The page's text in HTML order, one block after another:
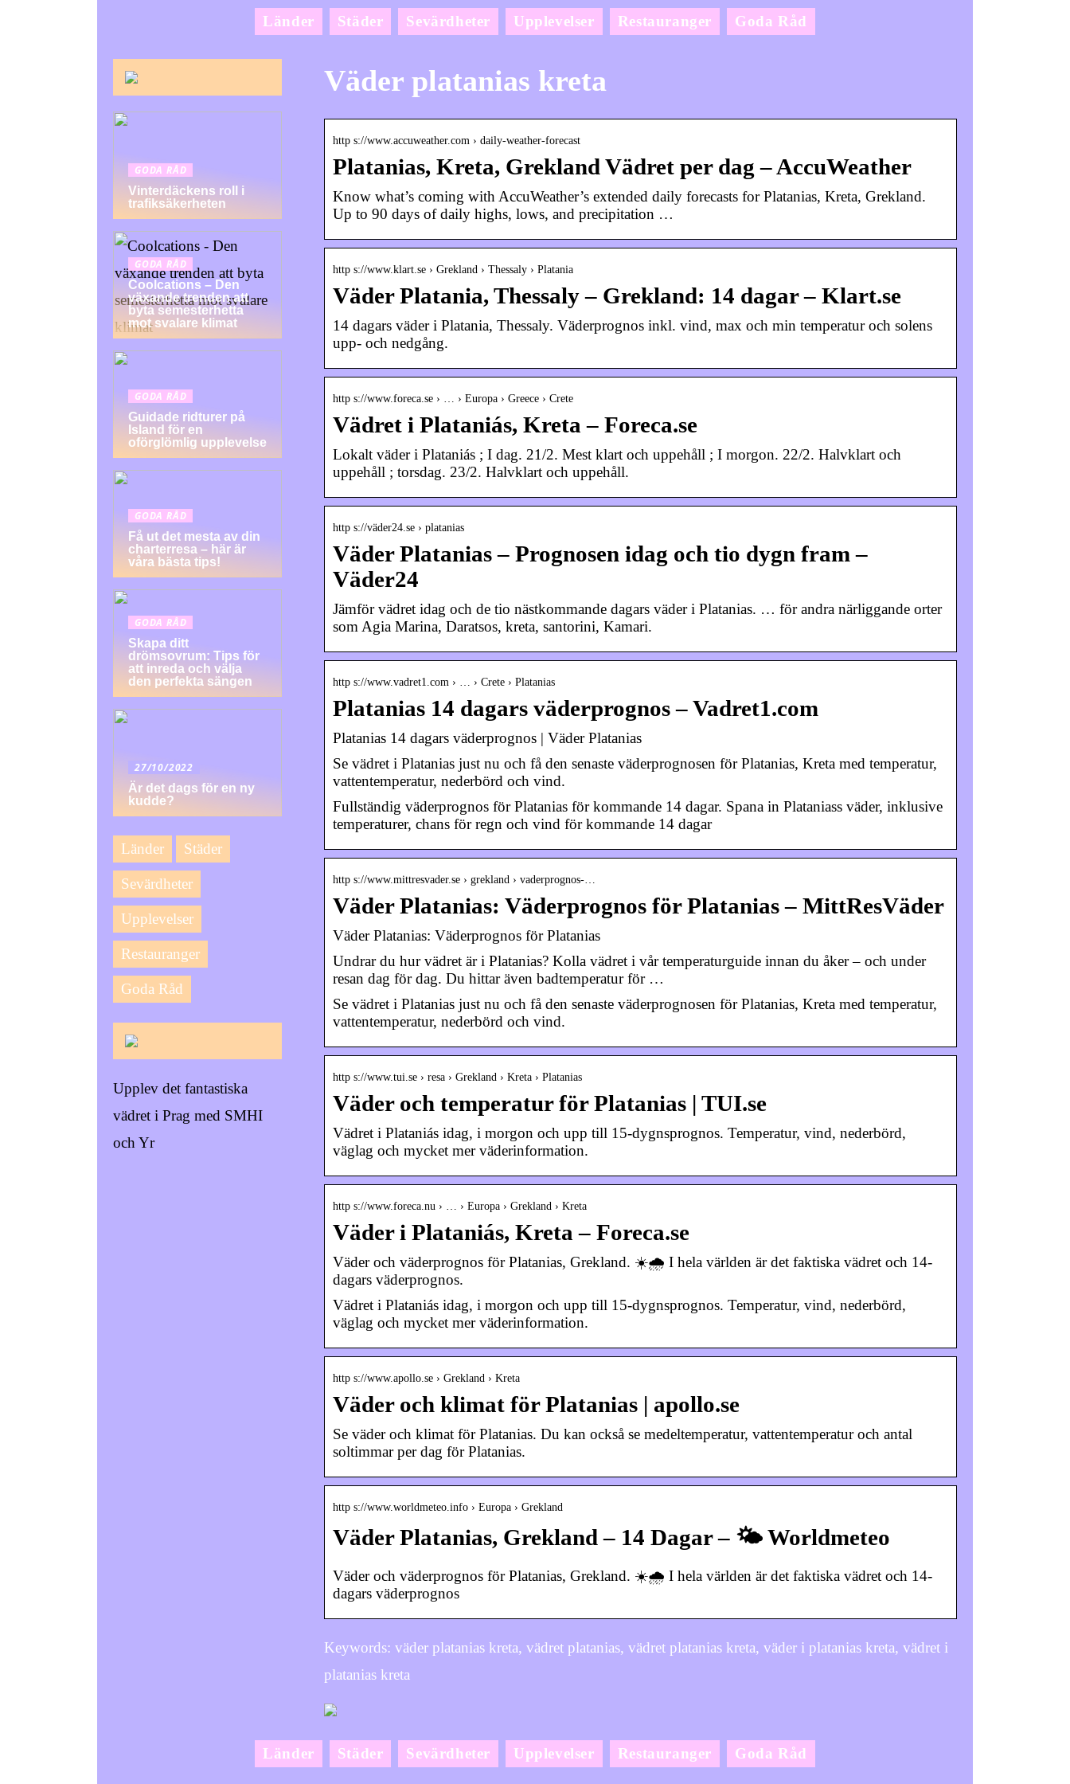
Länder Städer Sevärdheter Upplevelser Restauranger Goda Råd
Väder platanias kreta
http s://www.accuweather.com › daily-weather-forecast
Platanias, Kreta, Grekland Vädret per dag – AccuWeather
Know what’s coming with AccuWeather’s extended daily forecasts for Platanias, Kreta, Grekland.
Up to 90 days of daily highs, lows, and precipitation …
http s://www.klart.se › Grekland › Thessaly › Platania
Väder Platania, Thessaly – Grekland: 14 dagar – Klart.se
14 dagars väder i Platania, Thessaly. Väderprognos inkl. vind, max och min temperatur och solens
upp- och nedgång.
http s://www.foreca.se › … › Europa › Greece › Crete
Vädret i Plataniás, Kreta – Foreca.se
Lokalt väder i Plataniás ; I dag. 21/2. Mest klart och uppehåll ; I morgon. 22/2. Halvklart och
uppehåll ; torsdag. 23/2. Halvklart och uppehåll.
http s://väder24.se › platanias
Väder Platanias – Prognosen idag och tio dygn fram –
Väder24
Jämför vädret idag och de tio nästkommande dagars väder i Platanias. … för andra närliggande orter
som Agia Marina, Daratsos, kreta, santorini, Kamari.
http s://www.vadret1.com › … › Crete › Platanias
Platanias 14 dagars väderprognos – Vadret1.com
Platanias 14 dagars väderprognos | Väder Platanias
Se vädret i Platanias just nu och få den senaste väderprognosen för Platanias, Kreta med temperatur,
vattentemperatur, nederbörd och vind.
Fullständig väderprognos för Platanias för kommande 14 dagar. Spana in Plataniass väder, inklusive
temperaturer, chans för regn och vind för kommande 14 dagar
http s://www.mittresvader.se › grekland › vaderprognos-…
Väder Platanias: Väderprognos för Platanias – MittResVäder
Väder Platanias: Väderprognos för Platanias
Undrar du hur vädret är i Platanias? Kolla vädret i vår temperaturguide innan du åker – och under
resan dag för dag. Du hittar även badtemperatur för …
Se vädret i Platanias just nu och få den senaste väderprognosen för Platanias, Kreta med temperatur,
vattentemperatur, nederbörd och vind.
http s://www.tui.se › resa › Grekland › Kreta › Platanias
Väder och temperatur för Platanias | TUI.se
Vädret i Plataniás idag, i morgon och upp till 15-dygnsprognos. Temperatur, vind, nederbörd,
väglag och mycket mer väderinformation.
http s://www.foreca.nu › … › Europa › Grekland › Kreta
Väder i Plataniás, Kreta – Foreca.se
Väder och väderprognos för Platanias, Grekland. ☀️🌧️ I hela världen är det faktiska vädret och 14-
dagars väderprognos.
Vädret i Plataniás idag, i morgon och upp till 15-dygnsprognos. Temperatur, vind, nederbörd,
väglag och mycket mer väderinformation.
http s://www.apollo.se › Grekland › Kreta
Väder och klimat för Platanias | apollo.se
Se väder och klimat för Platanias. Du kan också se medeltemperatur, vattentemperatur och antal
soltimmar per dag för Platanias.
http s://www.worldmeteo.info › Europa › Grekland
Väder Platanias, Grekland – 14 Dagar – 🌤️ Worldmeteo
Väder och väderprognos för Platanias, Grekland. ☀️🌧️ I hela världen är det faktiska vädret och 14-
dagars väderprognos
Keywords: väder platanias kreta, vädret platanias, vädret platanias kreta, väder i platanias kreta, vädret i
platanias kreta
GODA RÅD
Vinterdäckens roll i
trafiksäkerheten
GODA RÅD
Coolcations – Den
växande trenden att
byta semesterhetta
mot svalare klimat
GODA RÅD
Guidade ridturer på
Island för en
oförglömlig upplevelse
GODA RÅD
Få ut det mesta av din
charterresa – här är
våra bästa tips!
GODA RÅD
Skapa ditt
drömsovrum: Tips för
att inreda och välja
den perfekta sängen
27/10/2022
Är det dags för en ny
kudde?
Länder Städer
Sevärdheter
Upplevelser
Restauranger
Goda Råd
Upplev det fantastiska
vädret i Prag med SMHI
och Yr
Länder Städer Sevärdheter Upplevelser Restauranger Goda Råd